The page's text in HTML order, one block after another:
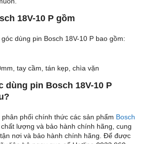
18V-10 P gồm
dùng pin Bosch 18V-10 P bao gồm:
tay cầm, tán kẹp, chìa vặn
dùng pin Bosch 18V-10 P
phối chính thức các sản phẩm Bosch
lượng và bảo hành chính hãng, cung
nơi và bảo hành chính hãng. Để được